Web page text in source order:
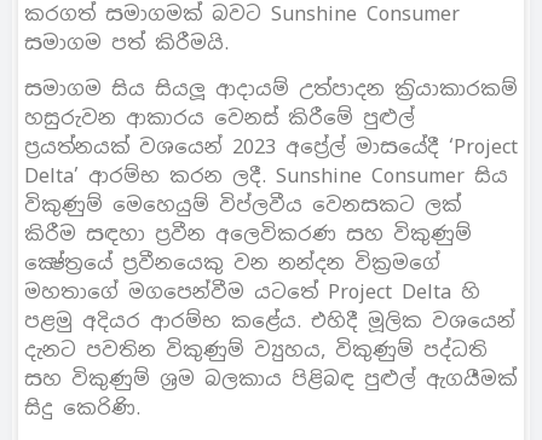
කරගත් සමාගමක් බවට Sunshine Consumer
සමාගම පත් කිරීමයි.
සමාගම සිය සියලූ ආදායම් උත්පාදන ක‍්‍රියාකාරකම්
හසුරුවන ආකාරය වෙනස් කිරීමේ පුළුල්
ප‍්‍රයත්නයක් වශයෙන් 2023 අපේ‍්‍රල් මාසයේදී ‘Project
Delta’ ආරම්භ කරන ලදී. Sunshine Consumer සිය
විකුණුම් මෙහෙයුම් විප්ලවීය වෙනසකට ලක්
කිරීම සඳහා ප‍්‍රවීන අලෙවිකරණ සහ විකුණුම්
ක්‍ෂේත‍්‍රයේ ප‍්‍රවීනයෙකු වන නන්දන වික‍්‍රමගේ
මහතාගේ මගපෙන්වීම යටතේ Project Delta හි
පළමු අදියර ආරම්භ කළේය. එහිදී මූලික වශයෙන්
දැනට පවතින විකුණුම් ව්‍යුහය, විකුණුම් පද්ධති
සහ විකුණුම් ශ‍්‍රම බලකාය පිළිබඳ පුළුල් ඇගයීමක්
සිදු කෙරිණි.